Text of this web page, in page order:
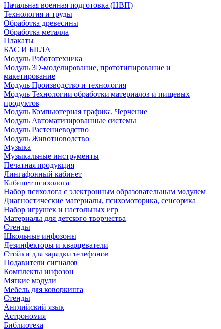
Начальная военная подготовка (НВП)
Технология и труды
Обработка древесины
Обработка металла
Плакаты
БАС И БПЛА
Модуль Робототехника
Модуль 3D-моделирование, прототипирование и
макетирование
Модуль Производство и технология
Модуль Технологии обработки материалов и пищевых
продуктов
Модуль Компьютерная графика. Черчение
Модуль Автоматизированные системы
Модуль Растениеводство
Модуль Животноводство
Музыка
Музыкальные инструменты
Печатная продукция
Лингафонный кабинет
Кабинет психолога
Набор психолога с электронным образовательным модулем
Диагностические материалы, психомоторика, сенсорика
Набор игрушек и настольных игр
Материалы для детского творчества
Стенды
Школьные инфозоны
Дезинфекторы и кварцеватели
Стойки для зарядки телефонов
Подавители сигналов
Комплекты инфозон
Мягкие модули
Мебель для коворкинга
Стенды
Английский язык
Астрономия
Библиотека